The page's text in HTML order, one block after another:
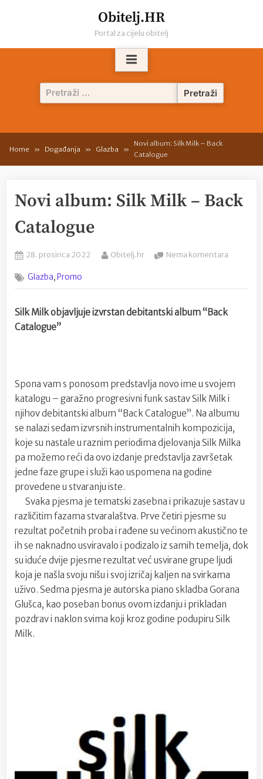
Obitelj.HR
Portal za cijelu obitelj
Pretraži:
Home Događanja Glazba
Novi album: Silk Milk – Back
Catalogue
Novi album: Silk Milk – Back
Catalogue
Posted
28. prosinca 2022 By
Obitelj.hr Nema komentara
Silk
–
Glazba,Promo
Silk Milk objavljuje izvrstan debitantski album “Back
Catalogue”
Spona vam s ponosom predstavlja novo ime u svojem
katalogu – garažno progresivni funk sastav Silk Milk i
njihov debitantski album “Back Catalogue”. Na albumu
se nalazi sedam izvrsnih instrumentalnih kompozicija,
koje su nastale u raznim periodima djelovanja Silk Milka
pa možemo reći da ovo izdanje predstavlja završetak
jedne faze grupe i služi kao uspomena na godine
provedene u stvaranju iste.
Svaka pjesma je tematski zasebna i prikazuje sastav u
različitim fazama stvaralaštva. Prve četiri pjesme su
rezultat početnih proba i rađene su većinom akustično te
ih se naknadno usviravalo i podizalo iz samih temelja, dok
su iduće dvije pjesme rezultat već usvirane grupe ljudi
koja je našla svoju nišu i svoj izričaj kaljen na svirkama
uživo. Sedma pjesma je autorska piano skladba Gorana
Glušca, kao poseban bonus ovom izdanju i prikladan
pozdrav i naklon svima koji kroz godine podupiru Silk
Milk.